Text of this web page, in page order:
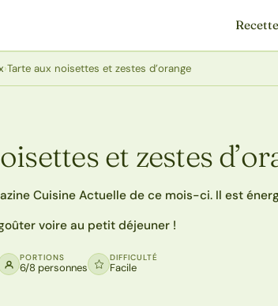
›Tarte aux noisettes et zestes d’orange
et zestes
Cuisine Actuelle de ce mois-ci. Il est
voire au petit déjeuner !
PORTIONS
6/8 personnes
DIFFICULTÉ
Facile